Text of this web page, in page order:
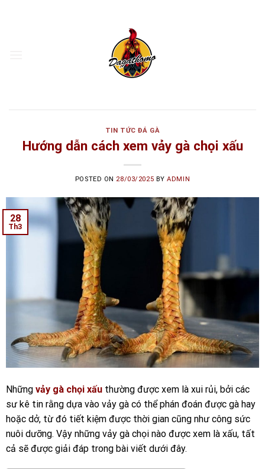
TIN TỨC ĐÁ GÀ
Hướng dẫn cách xem vảy gà chọi xấu
POSTED ON 28/03/2025 BYADMIN
28
Th3
Những vảy gà chọi xấu thường được xem là xui rủi, bởi các
sư kê tin rằng dựa vào vảy gà có thể phán đoán được gà hay
hoặc dở, từ đó tiết kiệm được thời gian cũng như công sức
nuôi dưỡng. Vậy những vảy gà chọi nào được xem là xấu, tất
cả sẽ được giải đáp trong bài viết dưới đây.